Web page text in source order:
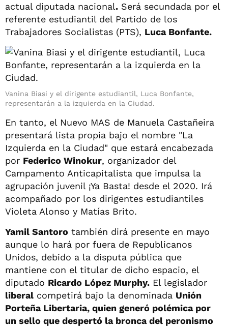
actual diputada nacional. Será secundada por el
referente estudiantil del Partido de los
Trabajadores Socialistas (PTS), Luca Bonfante.
Vanina Biasi y el dirigente estudiantil, Luca Bonfante,
representarán a la izquierda en la Ciudad.
En tanto, el Nuevo MAS de Manuela Castañeira
presentará lista propia bajo el nombre "La
Izquierda en la Ciudad" que estará encabezada
por Federico Winokur, organizador del
Campamento Anticapitalista que impulsa la
agrupación juvenil ¡Ya Basta! desde el 2020. Irá
acompañado por los dirigentes estudiantiles
Violeta Alonso y Matías Brito.
Yamil Santoro también dirá presente en mayo
aunque lo hará por fuera de Republicanos
Unidos, debido a la disputa pública que
mantiene con el titular de dicho espacio, el
diputado Ricardo López Murphy. El legislador
liberal competirá bajo la denominada Unión
Porteña Libertaria, quien generó polémica por
un sello que despertó la bronca del peronismo